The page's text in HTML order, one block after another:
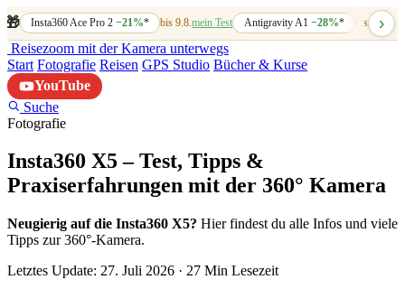
🎁 Insta360 Ace Pro 2−21%* bis 9.8.mein Test Antigravity A1 −28%* bis 7.8.
›
Reisezoom mit der Kamera unterwegs
Start Fotografie Reisen GPS Studio Bücher & Kurse
YouTube
Suche
Fotografie
Insta360 X5 – Test, Tipps &
Praxiserfahrungen mit der 360° Kamera
Neugierig auf die Insta360 X5? Hier findest du alle Infos und viele
Tipps zur 360°-Kamera.
Letztes Update: 27. Juli 2026 · 27 Min Lesezeit